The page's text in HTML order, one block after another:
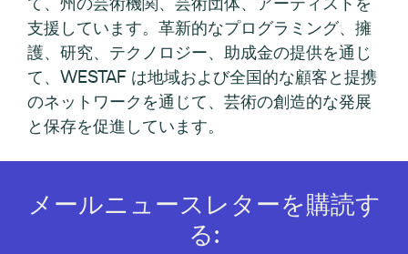
支援しています。革新的なプログラミング、擁
護、研究、テクノロジー、助成金の提供を通じ
て、WESTAF は地域および全国的な顧客と提携
のネットワークを通じて、芸術の創造的な発展
と保存を促進しています。
メールニュースレターを購読す
る: